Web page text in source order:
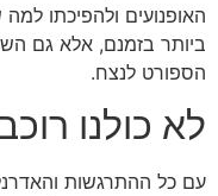
האופנועים ולהפיכתו
ביותר בזמנם, אלא גם
הספורט לנצח.
לא כולנו
עם כל ההתרגשות